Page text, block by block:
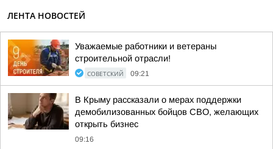
ЛЕНТА НОВОСТЕЙ
Уважаемые работники и ветераны
строительной отрасли!
СОВЕТСКИЙ 09:21
В Крыму рассказали о мерах поддержки
демобилизованных бойцов СВО, желающих
открыть бизнес
09:16